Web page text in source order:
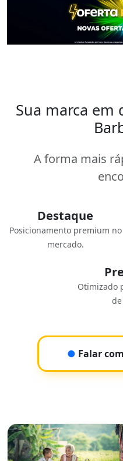
Sua marca em
A forma mais
Destaque
Posicionamento premium no
mercado.
Otimizado
● Falar